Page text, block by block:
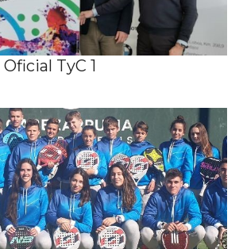
TyC 1